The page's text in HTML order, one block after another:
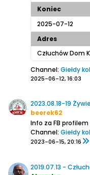
Koniec
2025-07-12
Adres
Człuchów Dom
Channel: Giełdy
2025-06-12, 16:03
2023.08.18-19
beerek62
Info za FB profilem
Channel: Giełdy
2023-06-15, 20:16